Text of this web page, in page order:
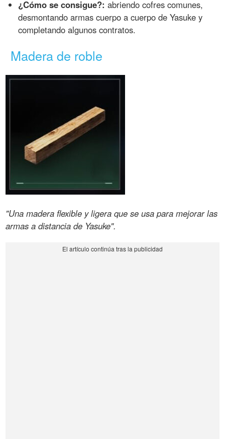
¿Cómo se consigue?: abriendo cofres comunes,
desmontando armas cuerpo a cuerpo de Yasuke y
completando algunos contratos.
Madera de roble
"Una madera flexible y ligera que se usa para mejorar las
armas a distancia de Yasuke".